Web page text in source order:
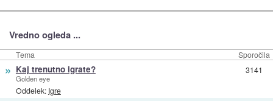
Vredno ogleda ...
Tema Sporočila
» Kaj trenutno igrate?
Golden eye
Oddelek: Igre
3141